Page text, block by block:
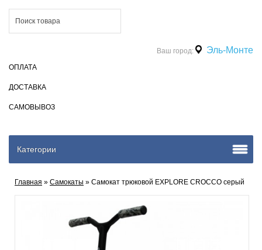
Ваш город: Эль-Монте
ОПЛАТА
ДОСТАВКА
САМОВЫВОЗ
Категории
Главная » Самокаты » Самокат трюковой EXPLORE CROCCO серый